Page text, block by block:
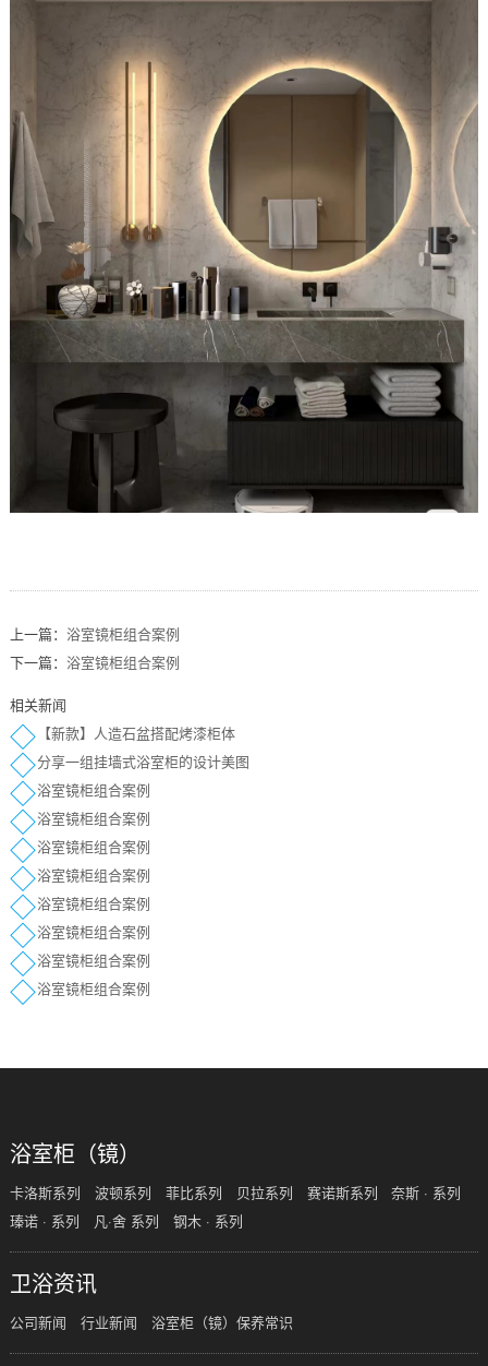
上一篇： 浴室镜柜组合案例
下一篇： 浴室镜柜组合案例
相关新闻
【新款】人造石盆搭配烤漆柜体
分享一组挂墙式浴室柜的设计美图
浴室镜柜组合案例
浴室镜柜组合案例
浴室镜柜组合案例
浴室镜柜组合案例
浴室镜柜组合案例
浴室镜柜组合案例
浴室镜柜组合案例
浴室镜柜组合案例
浴室柜（镜）
卡洛斯系列 波顿系列 菲比系列 贝拉系列 赛诺斯系列
奈斯 · 系列
瑧诺 · 系列
凡·舍 系列 钢木 · 系列
卫浴资讯
公司新闻 行业新闻 浴室柜（镜）保养常识